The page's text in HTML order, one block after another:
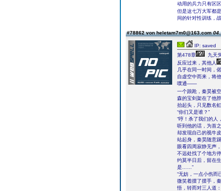
动用的兵力只有区
但是这七万大军都
间的针对性训练，
#78862 von heletam7m0@163.com
IP: saved
第478章
九天
反应过来，其他人
几乎在同一时间，
自虚空中而来，将
噗通——
一个踉跄，秦昊被
森的宝剑架在了他
抬起头，只见数名
“你们又是谁？”
“哼！杀了我们的人
听到他的话，为首
却发现自己的视牛
站起身，秦昊随意
眼看四周寂静无声
不远处找了个地方
约莫半日后，留在
是……”
“无妨，一点小伤而
微笑着摆了摆手，
悟，转而对三人道